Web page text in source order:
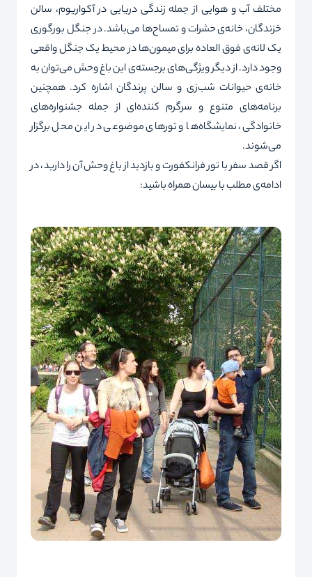
مختلف آب و هوایی از جمله زندگی دریایی در آکواریوم، سالن
خزندگان، خانه‌ی حشرات و تمساح‌ها می‌باشد. در جنگل بورگوری
یک لانه‌ی فوق العاده برای میمون‌ها در محیط یک جنگل واقعی
وجود دارد. از دیگر ویژگی‌های برجسته‌ی این باغ وحش می‌توان به
خانه‌ی حیوانات شب‌زی و سالن پرندگان اشاره کرد. همچنین
برنامه‌های متنوع و سرگرم کننده‌ای از جمله جشنواره‌های
خانوادگی، نمایشگاه‌ها و تورهای موضوعی در این محل برگزار
می‌شوند.
اگر قصد سفر با تور فرانکفورتو بازدید از باغ وحش آن را دارید، در
ادامه‌ی مطلب با بیسان همراه باشید: